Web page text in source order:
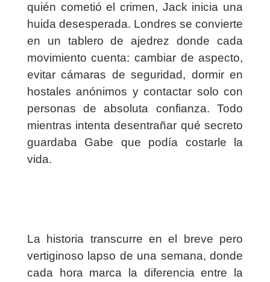
quién cometió el crimen, Jack inicia una
huida desesperada. Londres se convierte
en un tablero de ajedrez donde cada
movimiento cuenta: cambiar de aspecto,
evitar cámaras de seguridad, dormir en
hostales anónimos y contactar solo con
personas de absoluta confianza. Todo
mientras intenta desentrañar qué secreto
guardaba Gabe que podía costarle la
vida.
La historia transcurre en el breve pero
vertiginoso lapso de una semana, donde
cada hora marca la diferencia entre la